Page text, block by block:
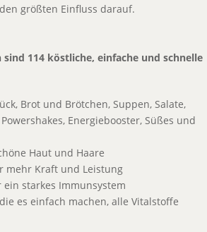
größten Einfluss darauf.
114 köstliche, einfache und schnelle
Brot und Brötchen, Suppen, Salate,
Energiebooster, Süßes und
Haut und Haare
mehr Kraft und Leistung
starkes Immunsystem
es einfach machen, alle Vitalstoffe